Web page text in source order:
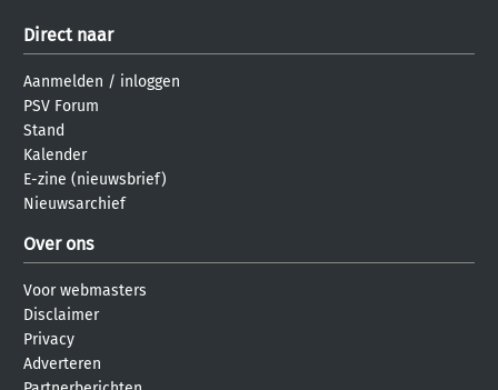
Direct naar
Aanmelden / inloggen
PSV Forum
Stand
Kalender
E-zine (nieuwsbrief)
Nieuwsarchief
Over ons
Voor webmasters
Disclaimer
Privacy
Adverteren